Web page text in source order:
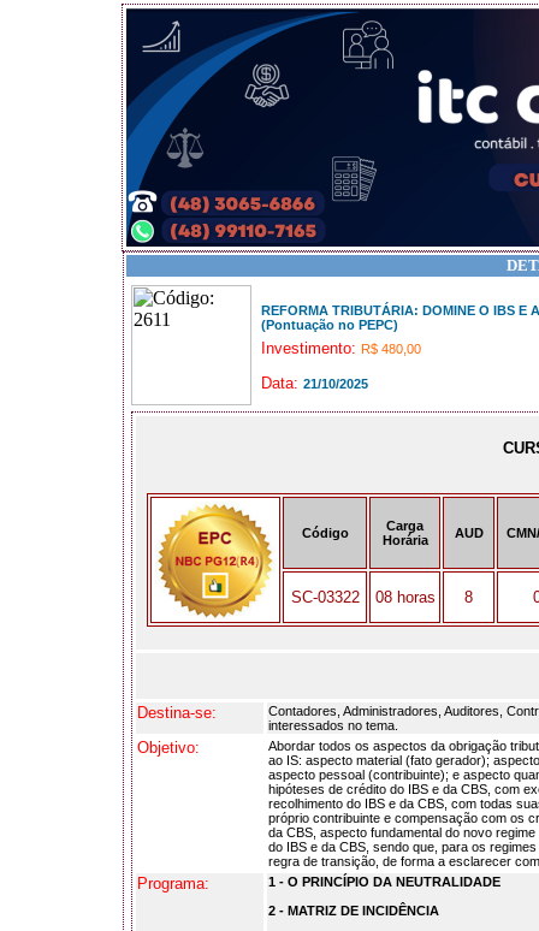
REFORMA TRIBUTÁRIA: DOMINE O IBS E
(Pontuação no PEPC)
Investimento: R$ 480,00
Data: 21/10/2025
Código
Carga
Horária
AUD
SC-03322 08 horas 8
Destina-se:
Contadores, Administradores, Auditores,
interessados no tema.
Objetivo:
Abordar todos os aspectos da obrigação
ao IS: aspecto material (fato gerador);
aspecto pessoal (contribuinte); e aspecto
hipóteses de crédito do IBS e da CBS, com
recolhimento do IBS e da CBS, com todas
próprio contribuinte e compensação com os
da CBS, aspecto fundamental do novo
do IBS e da CBS, sendo que, para os
regra de transição, de forma a esclarecer
Programa:
1 - O PRINCÍPIO DA NEUTRALIDADE
2 - MATRIZ DE INCIDÊNCIA